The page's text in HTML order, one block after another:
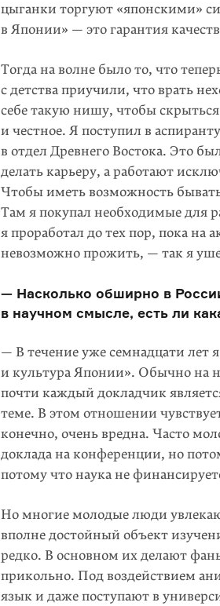
цыганки торгуют «японскими»
в Японии» — это гарантия
Тогда на волне было то, что
с детства приучили, что врать
себе такую нишу, чтобы
и честное. Я поступил в
в отдел Древнего Востока. Это
делать карьеру, а работают
Чтобы иметь возможность
Там я покупал необходимые для
я проработал до тех пор, пока на
невозможно прожить, — так я
— Насколько обширно в
в научном смысле, есть ли
— В течение уже семнадцати
и культура Японии». Обычно на
почти каждый докладчик
теме. В этом отношении
конечно, очень вредна. Часто
доклада на конференции, но
потому что наука не
Но многие молодые люди
вполне достойный объект
редко. В основном их делают
прикольно. Под воздействием
язык и даже поступают в